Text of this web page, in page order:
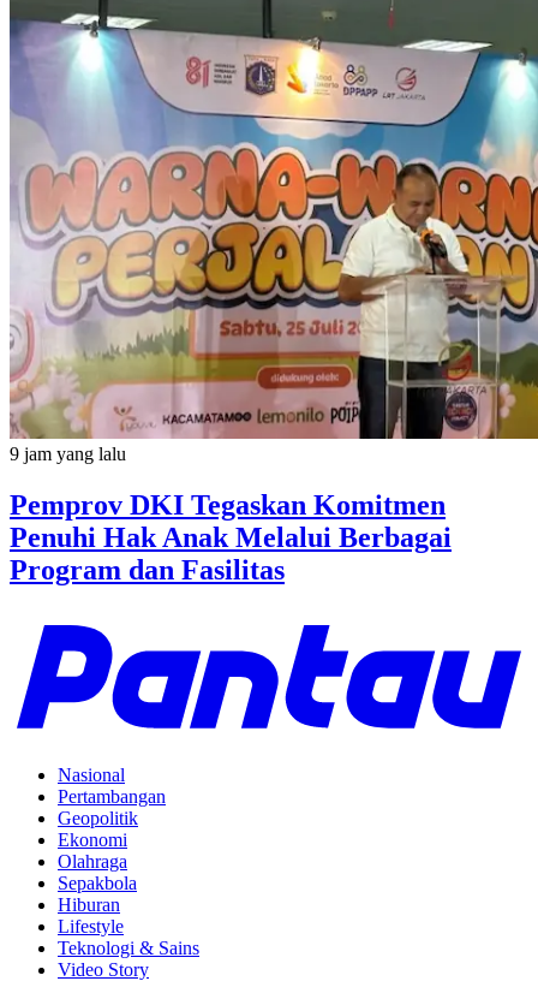
9 jam yang lalu
Pemprov DKI Tegaskan Komitmen
Penuhi Hak Anak Melalui Berbagai
Program dan Fasilitas
Nasional
Pertambangan
Geopolitik
Ekonomi
Olahraga
Sepakbola
Hiburan
Lifestyle
Teknologi & Sains
Video Story